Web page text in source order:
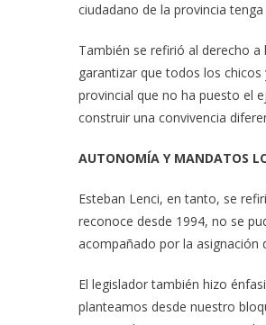
ciudadano de la provincia
También se refirió al derecho
garantizar que todos los
provincial que no ha puesto el
construir una convivencia
AUTONOMÍA Y MANDATOS
Esteban Lenci, en tanto, se
reconoce desde 1994, no se
acompañado por la asignación
El legislador también hizo
planteamos desde nuestro